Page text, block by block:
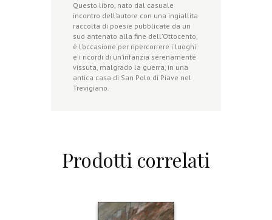
Questo libro, nato dal casuale
incontro dell’autore con una ingiallita
raccolta di poesie pubblicate da un
suo antenato alla fine dell’Ottocento,
è l’occasione per ripercorrere i luoghi
e i ricordi di un’infanzia serenamente
vissuta, malgrado la guerra, in una
antica casa di San Polo di Piave nel
Trevigiano.
Prodotti correlati